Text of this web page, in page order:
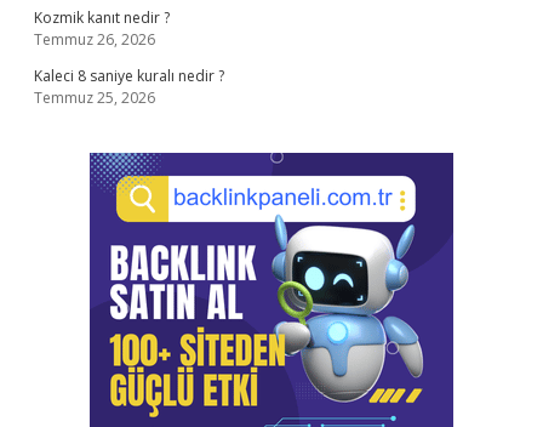
Kozmik kanıt nedir ?
Temmuz 26, 2026
Kaleci 8 saniye kuralı nedir ?
Temmuz 25, 2026